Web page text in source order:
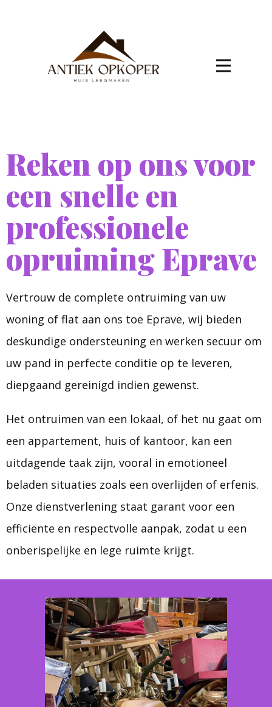
Reken op ons voor
een snelle en
professionele
opruiming Eprave
Vertrouw de complete ontruiming van uw
woning of flat aan ons toe Eprave, wij bieden
deskundige ondersteuning en werken secuur om
uw pand in perfecte conditie op te leveren,
diepgaand gereinigd indien gewenst.
Het ontruimen van een lokaal, of het nu gaat om
een appartement, huis of kantoor, kan een
uitdagende taak zijn, vooral in emotioneel
beladen situaties zoals een overlijden of erfenis.
Onze dienstverlening staat garant voor een
efficiënte en respectvolle aanpak, zodat u een
onberispelijke en lege ruimte krijgt.